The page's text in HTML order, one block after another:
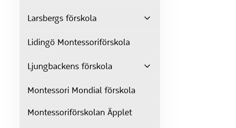
Larsbergs förskola
Lidingö Montessoriförskola
Ljungbackens förskola
Montessori Mondial förskola
Montessoriförskolan Äpplet